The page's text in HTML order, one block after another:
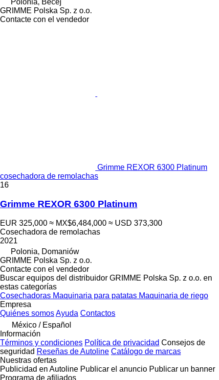
Polonia, Becej
GRIMME Polska Sp. z o.o.
Contacte con el vendedor
Grimme REXOR 6300 Platinum
cosechadora de remolachas
16
Grimme REXOR 6300 Platinum
EUR 325,000 ≈ MX$6,484,000 ≈ USD 373,300
Cosechadora de remolachas
2021
Polonia, Domaniów
GRIMME Polska Sp. z o.o.
Contacte con el vendedor
Buscar equipos del distribuidor GRIMME Polska Sp. z o.o. en
estas categorías
Cosechadoras Maquinaria para patatas Maquinaria de riego
Empresa
Quiénes somosAyuda Contactos
México / Español
Información
Términos y condiciones Política de privacidad Consejos de
seguridad Reseñas de Autoline Catálogo de marcas
Nuestras ofertas
Publicidad en Autoline Publicar el anuncio Publicar un banner
Programa de afiliados